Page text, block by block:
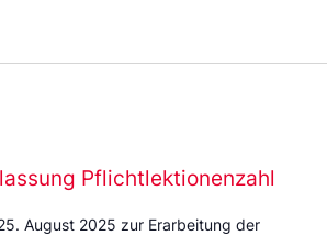
Pflichtlektionenzahl
August 2025 zur Erarbeitung der